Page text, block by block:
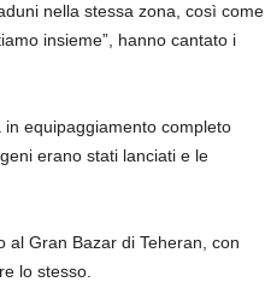
nella stessa zona, così come
insieme”, hanno cantato i
equipaggiamento completo
erano stati lanciati e le
al Gran Bazar di Teheran, con
lo stesso.